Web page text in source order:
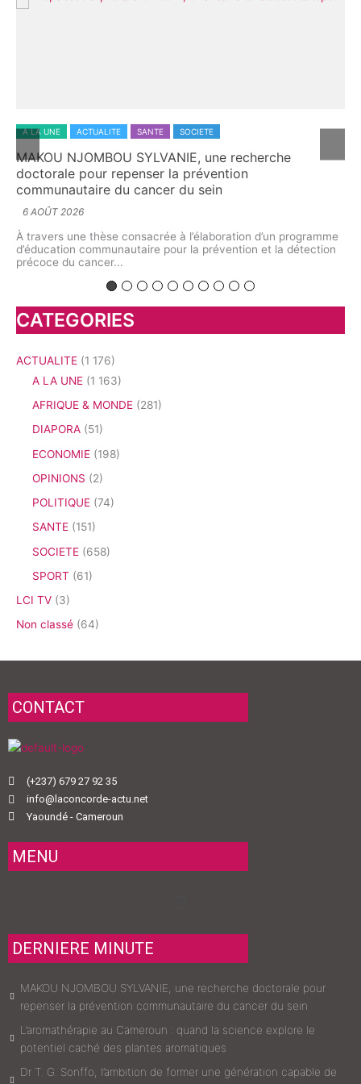
SOCIETE
une recherche
prévention
du sein
l’élaboration d’un programme
la prévention et la détection
A LA UNE ECONOMIE
L’aromathérapie au
explore le potentiel caché
5 AOÛT 2026
interrogé l’avenir d’une discipline
biologie végétale,...
CATEGORIES
ACTUALITE (1 176)
A LA UNE (1 163)
AFRIQUE & MONDE (281)
DIAPORA (51)
ECONOMIE (198)
OPINIONS (2)
POLITIQUE (74)
SANTE (151)
SOCIETE (658)
SPORT (61)
LCI TV (3)
Non classé (64)
CONTACT
(+237) 679 27 92 35
info@laconcorde-actu.net
Yaoundé - Cameroun
MENU
DERNIERE MINUTE
MAKOU NJOMBOU SYLVANIE, une recherche doctorale pour
repenser la prévention communautaire du cancer du sein
L’aromathérapie au Cameroun : quand la science explore le
potentiel caché des plantes aromatiques
Dr T. G. Sonffo, l’ambition de former une génération capable de